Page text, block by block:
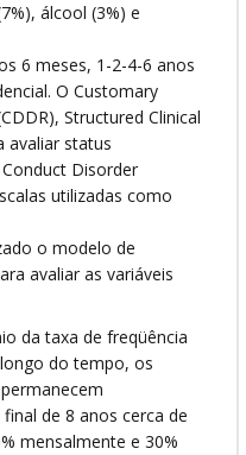
álcool (3%) e
6 meses, 1-2-4-6 anos
O Customary
Structured Clinical
avaliar status
Disorder
utilizadas como
o modelo de
avaliar as variáveis
da taxa de freqüência
do tempo, os
de 8 anos cerca de
mensalmente e 30%